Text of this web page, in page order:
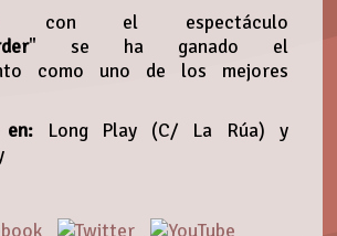
con el espectáculo
" se ha ganado el
como uno de los mejores
Long Play (C/ La Rúa) y